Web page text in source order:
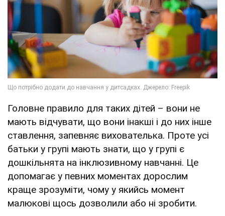
Головне правило для таких дітей – вони не
мають відчувати, що вони інакші і до них інше
ставлення, запевняє вихователька. Проте усі
батьки у групі мають знати, що у групі є
дошкільнята на інклюзивному навчанні. Це
допомагає у певних моментах дорослим
краще зрозуміти, чому у якийсь момент
малюкові щось дозволили або ні зробити.